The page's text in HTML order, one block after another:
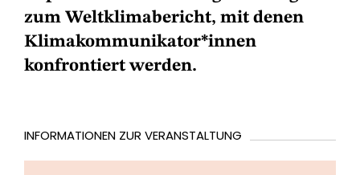
zum Weltklimabericht, mit denen
Klimakommunikator*innen
konfrontiert werden.
INFORMATIONEN ZUR VERANSTALTUNG